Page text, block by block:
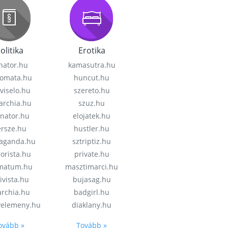
»
Erotika
kamasutra.hu
huncut.hu
szereto.hu
szuz.hu
elojatek.hu
hustler.hu
sztriptiz.hu
private.hu
masztimarci.hu
bujasag.hu
badgirl.hu
diaklany.hu
Tovább »